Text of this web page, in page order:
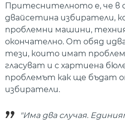
Притеснителното е, че в
двайсетина избиратели,
проблемни машини,
окончателно. От обяд
тези, които имат
гласуват и с хартиена
проблемът как ще бъдат
избиратели.
"Има два случая.